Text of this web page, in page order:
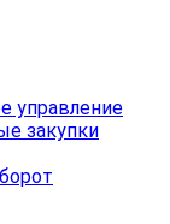
управление
закупки